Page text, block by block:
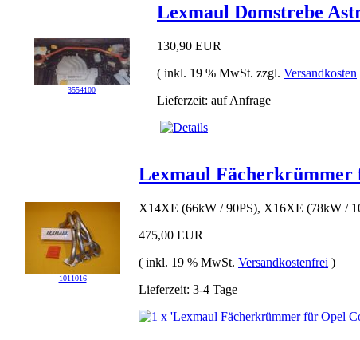
3554100
Lexmaul Domstrebe
130,90 EUR
( inkl. 19 % MwSt. zzgl. Versandkosten
Lieferzeit: auf Anfrage
1011016
Lexmaul Fächerkrümmer
X14XE (66kW / 90PS), X16XE (78kW /
475,00 EUR
( inkl. 19 % MwSt. Versandkostenfrei )
Lieferzeit: 3-4 Tage